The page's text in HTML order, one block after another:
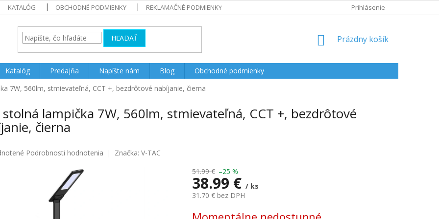
KATALÓG OBCHODNÉ PODMIENKY REKLAMAČNÉ PODMIENKY Prihlásenie
HĽADAŤ
NÁKUPNÝ
Prázdny košík
Katalóg Predajňa Napíšte nám Blog
Obchodné podmienky
7W, 560lm, stmievateľná, CCT +, bezdrôtové nabíjanie, čierna
stolná lampička 7W, 560lm, stmievateľná, CCT +, bezdrôtové
čierna
Podrobnosti hodnotenia Značka: V-TAC
51.99 € –25 %
38.99 € / ks
31.70 € bez DPH